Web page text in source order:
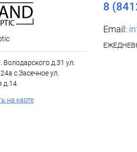
Володарского д.31 ул.
с.Засечное ул.
д.14
на карте
8
Email: